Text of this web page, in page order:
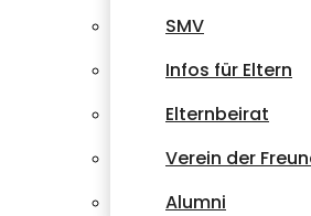
SMV
Infos für Eltern
Elternbeirat
Verein der
Alumni